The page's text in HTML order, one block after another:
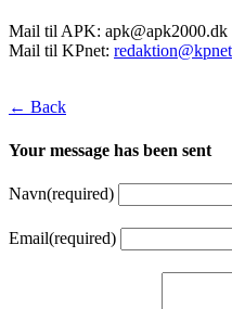
Mail til APK: apk@apk2000.dk
Mail til KPnet:
← Back
Your message has been sent
Navn(required)
Email(required)